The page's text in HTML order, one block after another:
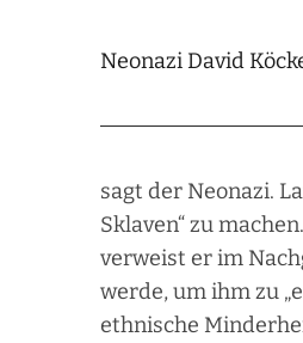
Neonazi David
sagt der Neonazi.
Sklaven“ zu
verweist er im
werde, um ihm zu
ethnische